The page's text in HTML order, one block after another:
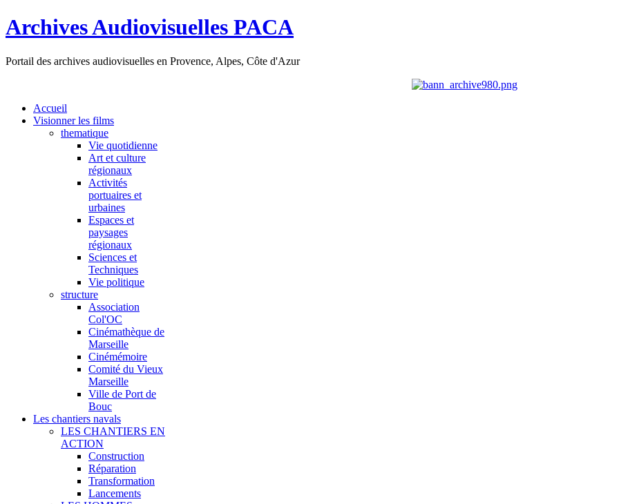
Archives Audiovisuelles PACA
Portail des archives audiovisuelles en Provence, Alpes, Côte d'Azur
Accueil
Visionner les films
thematique
Vie quotidienne
Art et culture
régionaux
Activités
portuaires et
urbaines
Espaces et
paysages
régionaux
Sciences et
Techniques
Vie politique
structure
Association
Col'OC
Cinémathèque de
Marseille
Cinémémoire
Comité du Vieux
Marseille
Ville de Port de
Bouc
Les chantiers navals
LES CHANTIERS EN
ACTION
Construction
Réparation
Transformation
Lancements